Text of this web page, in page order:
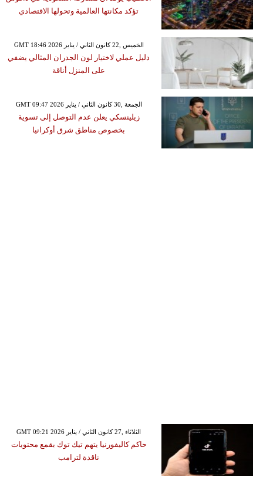
تؤكد مكانتها العالمية وتحولها الاقتصادي
GMT 18:46 2026 الخميس ,22 كانون الثاني / يناير
دليل عملي لاختيار لون الجدران المثالي يضفي
على المنزل أناقة
GMT 09:47 2026 الجمعة ,30 كانون الثاني / يناير
زيلينسكي يعلن عدم التوصل إلى تسوية
بخصوص مناطق شرق أوكرانيا
GMT 09:21 2026 الثلاثاء ,27 كانون الثاني / يناير
حاكم كاليفورنيا يتهم تيك توك بقمع محتويات
ناقدة لترامب